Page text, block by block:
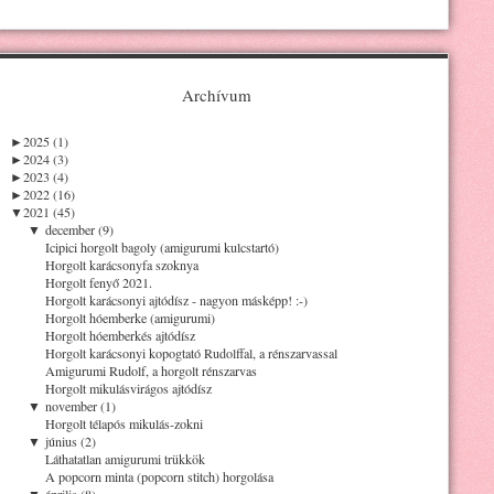
Archívum
►2025 (1)
►2024 (3)
►2023 (4)
►2022 (16)
▼2021 (45)
▼ december (9)
Icipici horgolt bagoly (amigurumi kulcstartó)
Horgolt karácsonyfa szoknya
Horgolt fenyő 2021.
Horgolt karácsonyi ajtódísz - nagyon másképp! :-)
Horgolt hóemberke (amigurumi)
Horgolt hóemberkés ajtódísz
Horgolt karácsonyi kopogtató Rudolffal, a rénszarvassal
Amigurumi Rudolf, a horgolt rénszarvas
Horgolt mikulásvirágos ajtódísz
▼ november (1)
Horgolt télapós mikulás-zokni
▼ június (2)
Láthatatlan amigurumi trükkök
A popcorn minta (popcorn stitch) horgolása